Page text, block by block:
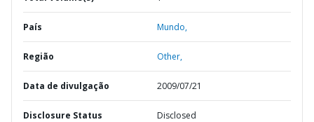
País Mundo,
Região Other,
Data de divulgação 2009/07/21
Disclosure Status Disclosed